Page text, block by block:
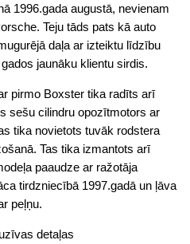
1996.gada augustā, nevienam
Teju tāds pats kā auto
daļa ar izteiktu līdzību
jaunāku klientu sirdis.
pirmo Boxster tika radīts arī
sešu cilindru opozītmotors ar
tika novietots tuvāk rodstera
Tas tika izmantots arī
paaudze ar ražotāja
tirdzniecībā 1997.gadā un ļāva
peļņu.
detaļas